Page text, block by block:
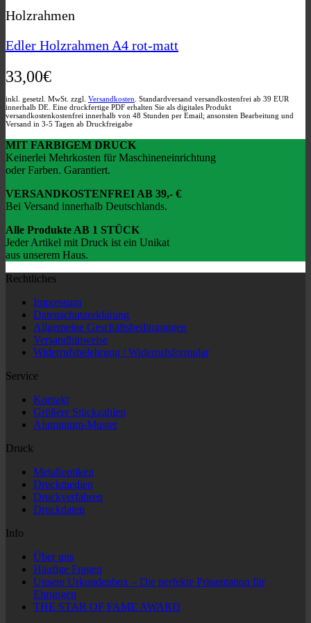
Holzrahmen
Edler Holzrahmen A4 rot-matt
33,00€
inkl. gesetzl. MwSt. zzgl. Versandkosten . Standardversand versandkostenfrei ab 39 EUR
innerhalb DE. Eine druckfertige PDF erhalten Sie als digitales Produkt
versandkostenkostenfrei innerhalb von 48 Stunden per Email; ansonsten Bearbeitung und
Versand in 3-5 Tagen ab Druckfreigabe
MIT FARBIGEM DRUCK
Keinerlei Mehrkosten für Maschineneinrichtung
oder Farben. Garantiert.
VERSANDKOSTENFREI AB 39,- €
Bei Versand innerhalb Deutschlands.
Alle Produkte AB 1 STÜCK
Jeder Artikel mit Druck ist ein Unikat
aus unserem Haus.
Rechtliches
Impressum
Datenschutzerklärung
Allgemeine Geschäftsbedingungen
Versandhinweise
Widerrufsbelehrung / Widerrufsformular
Service
Kontakt
Größere Stückzahlen
Aluminium-Muster
Druck
Metalloptiken
Druckmedien
Druckverfahren
Druckdaten
Info
Über uns
Häufige Fragen
Unsere Urkundenbox – Die perfekte Präsentation für
Ehrungen
THE STAR OF FAME AWARD